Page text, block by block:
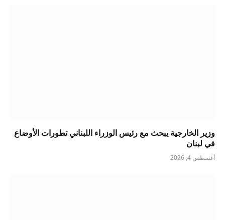
وزير الخارجية يبحث مع رئيس الوزراء اللبناني تطورات الأوضاع
في لبنان
أغسطس 4, 2026